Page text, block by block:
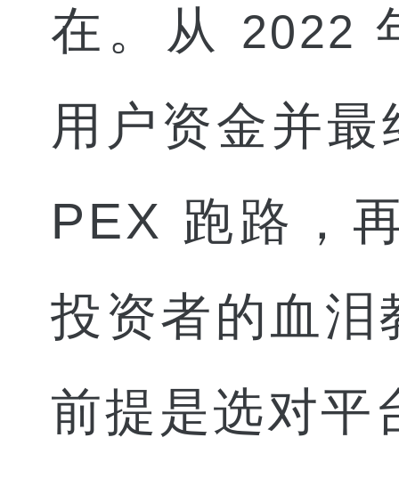
在。从
2022
用户资金并
PEX 跑路，
投资者的血泪
前提是选对平